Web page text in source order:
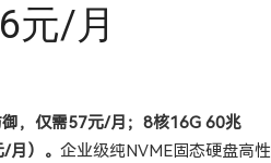
元/月
，仅需57元/月；8核16G 60兆
）。 企业级纯NVME固态硬盘高性